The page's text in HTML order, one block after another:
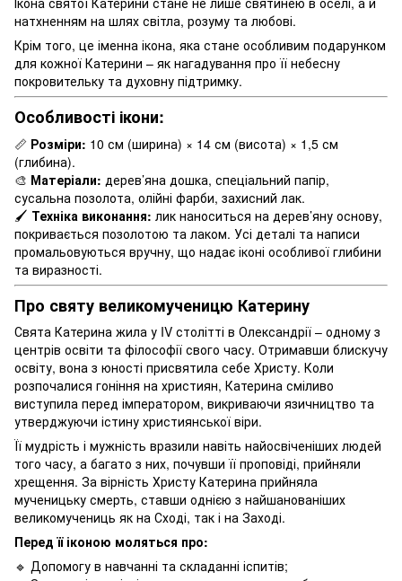
натхненням на шлях світла, розуму та любові.
Крім того, це іменна ікона, яка стане особливим подарунком
для кожної Катерини – як нагадування про її небесну
покровительку та духовну підтримку.
Особливості ікони:
📏 Розміри: 10 см (ширина) × 14 см (висота) × 1,5 см
(глибина).
🎨 Матеріали: дерев’яна дошка, спеціальний папір,
сусальна позолота, олійні фарби, захисний лак.
🖌 Техніка виконання: лик наноситься на дерев’яну основу,
покривається позолотою та лаком. Усі деталі та написи
промальовуються вручну, що надає іконі особливої глибини
та виразності.
Про святу великомученицю Катерину
Свята Катерина жила у IV столітті в Олександрії – одному з
центрів освіти та філософії свого часу. Отримавши блискучу
освіту, вона з юності присвятила себе Христу. Коли
розпочалися гоніння на християн, Катерина сміливо
виступила перед імператором, викриваючи язичництво та
утверджуючи істину християнської віри.
Її мудрість і мужність вразили навіть найосвіченіших людей
того часу, а багато з них, почувши її проповіді, прийняли
хрещення. За вірність Христу Катерина прийняла
мученицьку смерть, ставши однією з найшанованіших
великомучениць як на Сході, так і на Заході.
Перед її іконою моляться про:
🔹 Допомогу в навчанні та складанні іспитів;